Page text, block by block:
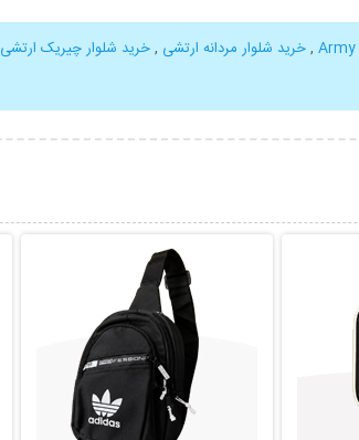
,خرید شلوار مردانه ارتشی ,خرید شلوار چیریک ارتشی